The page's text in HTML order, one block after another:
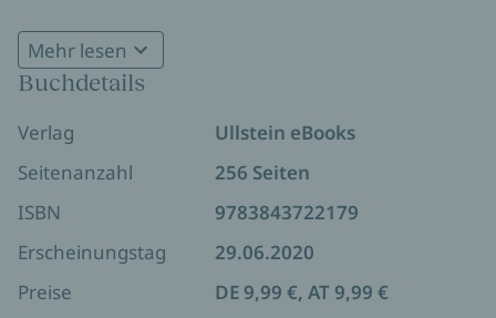
nehmen. Aber damit hat Kurt auf dem Zeltplatz
gleich heimlich eine kleine Runde gedreht. Bald drei
Stunden haben wir gebraucht, die Heringe wieder
einzuklopfen und das Vorzelt wieder aufzubauen.“
Renate Bergmann packt die Badehose, die
Grillzange und das Handy ein und geht campen.
Ilse und dem miesepetrigen Platzwart Günter
Habicht!
Mehr lesen
Buchdetails
Verlag
Ullstein eBooks
Seitenanzahl
256 Seiten
ISBN
9783843722179
Erscheinungstag
29.06.2020
Preise
DE 9,99 €, AT 9,99 €